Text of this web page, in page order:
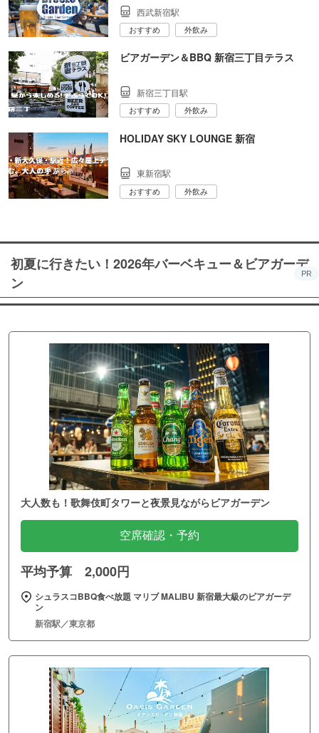
西武新宿駅
おすすめ 外飲み
ビアガーデン＆BBQ 新宿三丁目テラス
新宿三丁目駅
おすすめ 外飲み
HOLIDAY SKY LOUNGE 新宿
東新宿駅
おすすめ 外飲み
初夏に行きたい！2026年バーベキュー＆ビアガーデ
ン
PR
大人数も！歌舞伎町タワーと夜景見ながらビアガーデン
空席確認・予約
平均予算 2,000円
シュラスコBBQ食べ放題 マリブ MALIBU 新宿最大級のビアガーデ
ン
新宿駅／東京都